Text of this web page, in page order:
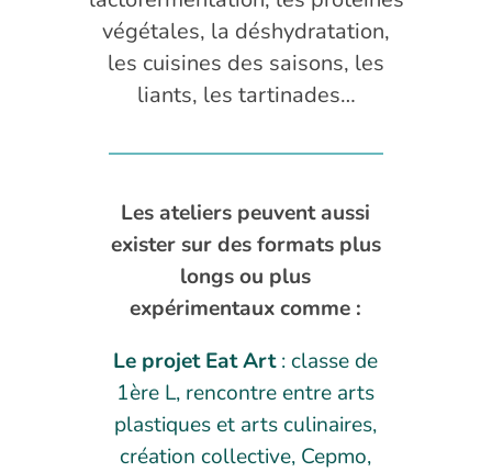
végétales, la déshydratation,
les cuisines des saisons, les
liants, les tartinades…
Les ateliers peuvent aussi
exister sur des formats plus
longs ou plus
expérimentaux comme :
Le projet Eat Art: classe de
1ère L, rencontre entre arts
plastiques et arts culinaires,
création collective, Cepmo,